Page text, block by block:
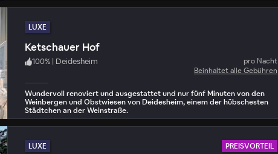
LUXE
Ketschauer Hof
100% | Deidesheim
pro Nacht
Beinhaltet alle Gebühren
Wundervoll renoviert und ausgestattet und nur fünf Minuten von den
Weinbergen und Obstwiesen von Deidesheim, einem der hübschesten
Städtchen an der Weinstraße.
LUXE PREISVORTEIL